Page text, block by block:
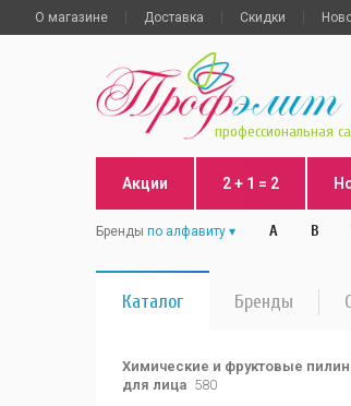
О магазине Доставка Скидки
профессиональная
Акции 2 + 1 = 2
Бренды по алфавиту A B
Каталог Бренды
Химические и фруктовые
для лица 580